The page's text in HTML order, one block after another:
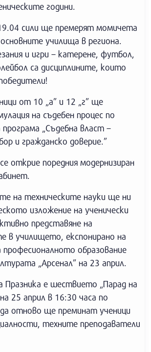
години.
сили ще премерят момичета
училища в региона.
и игри – катерене, футбол,
са дисциплините, които
от 10 „а” и 12 „г” ще
на съдебен процес по
„Съдебна власт –
и гражданско доверие.”
открие поредния модернизиран
на техническите науки ще ни
изложение на ученически
представяне на
в училището, експонирано на
образование
„Арсенал” на 23 април.
Празника е шествието „Парад на
25 април в 16:30 часа по
отново ще преминат ученици
техните преподаватели